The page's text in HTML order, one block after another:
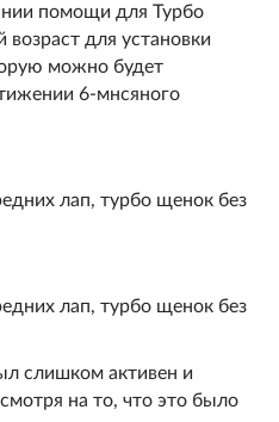
помощи для Турбо
возраст для установки
можно будет
6-мнсяного
слишком активен и
на то, что это было